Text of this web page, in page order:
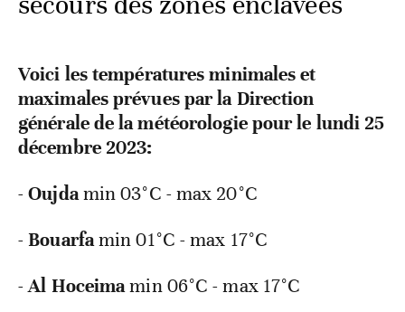
Voici les températures minimales et
maximales prévues par la Direction
générale de la météorologie pour le lundi 25
décembre 2023:
-Oujdamin 03°C - max 20°C
-Bouarfamin 01°C - max 17°C
-Al Hoceimamin 06°C - max 17°C